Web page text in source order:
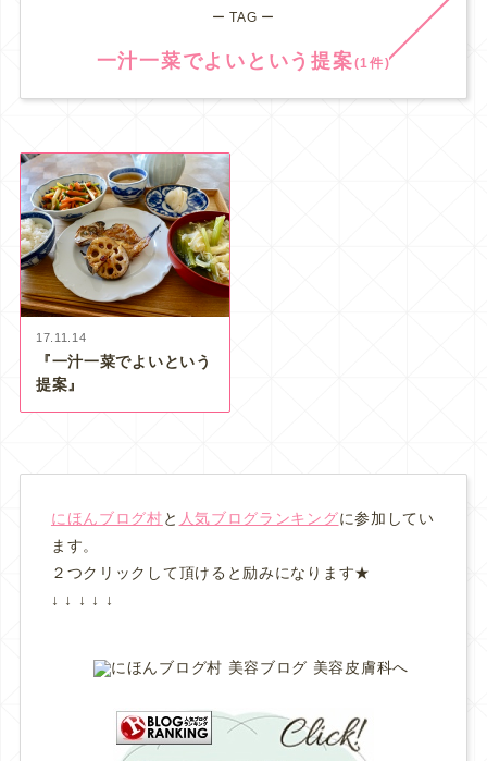
ー TAG ー
一汁一菜でよいという提案(1件)
17.11.14
『一汁一菜でよいという
提案』
にほんブログ村と 人気ブログランキングに参加してい
ます。
２つクリックして頂けると励みになります★
↓ ↓ ↓ ↓ ↓